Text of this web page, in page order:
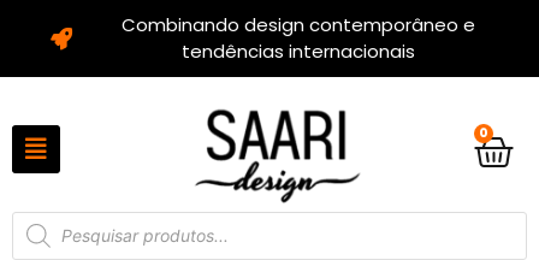
Combinando design contemporâneo e
tendências internacionais
0